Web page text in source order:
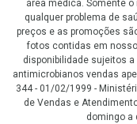
área médica. Somente
qualquer problema de
preços e as promoções
fotos contidas em
disponibilidade sujeitos
antimicrobianos vendas
344 - 01/02/1999 -
de Vendas e
domingo a